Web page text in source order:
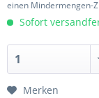
einen Mindermengen-
Sofort
Merken